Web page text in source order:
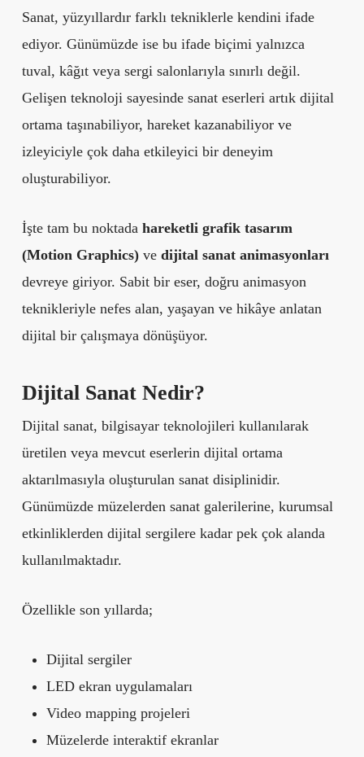
Sanat, yüzyıllardır farklı tekniklerle kendini ifade
ediyor. Günümüzde ise bu ifade biçimi yalnızca
tuval, kâğıt veya sergi salonlarıyla sınırlı değil.
Gelişen teknoloji sayesinde sanat eserleri artık dijital
ortama taşınabiliyor, hareket kazanabiliyor ve
izleyiciyle çok daha etkileyici bir deneyim
oluşturabiliyor.
İşte tam bu noktadahareketli grafik tasarım
(Motion Graphics) vedijital sanat animasyonları
devreye giriyor. Sabit bir eser, doğru animasyon
teknikleriyle nefes alan, yaşayan ve hikâye anlatan
dijital bir çalışmaya dönüşüyor.
Dijital Sanat Nedir?
Dijital sanat, bilgisayar teknolojileri kullanılarak
üretilen veya mevcut eserlerin dijital ortama
aktarılmasıyla oluşturulan sanat disiplinidir.
Günümüzde müzelerden sanat galerilerine, kurumsal
etkinliklerden dijital sergilere kadar pek çok alanda
kullanılmaktadır.
Özellikle son yıllarda;
Dijital sergiler
LED ekran uygulamaları
Video mapping projeleri
Müzelerde interaktif ekranlar